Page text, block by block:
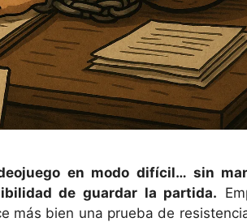
en modo difícil… sin
de guardar la partida.
más bien una prueba de